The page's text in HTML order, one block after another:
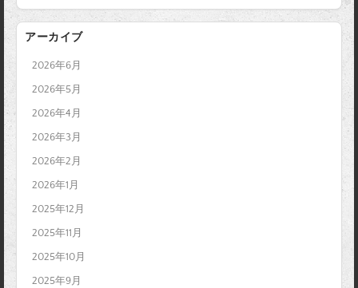
アーカイブ
2026年6月
2026年5月
2026年4月
2026年3月
2026年2月
2026年1月
2025年12月
2025年11月
2025年10月
2025年9月